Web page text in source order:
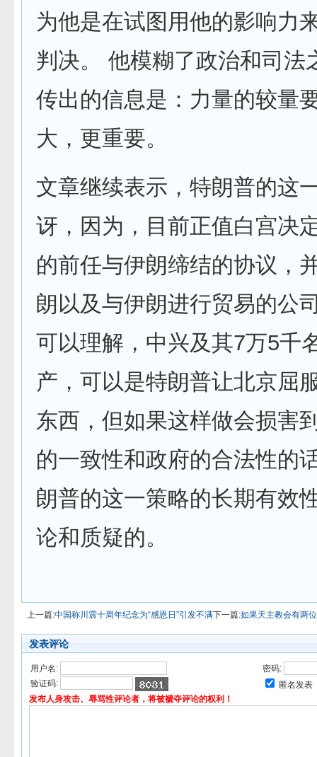
为他是在试图用他的影响力
判决。 他模糊了政治和司法
传出的信息是：力量的较量
大，更重要。
文章继续表示，特朗普的这
讶，因为，目前正值白宫决
的前任与伊朗缔结的协议，
朗以及与伊朗进行贸易的公
可以理解，中兴及其7万5千
产，可以是特朗普让北京屈
东西，但如果这样做会损害
的一致性和政府的合法性的
朗普的这一策略的长期有效
论和质疑的。
上一篇:中国称川震十周年纪念为“感恩日”引发不满下一篇:如果天主教会有两
发表评论
用户名:
密码:
验证码:
匿名发表
发布人身攻击、辱骂性评论者，将被褫夺评论的权利！